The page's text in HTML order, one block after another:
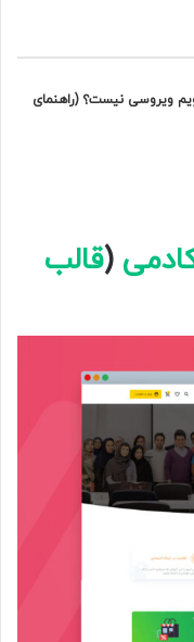
ویروسی نیست؟ (راهنمای
(قالب